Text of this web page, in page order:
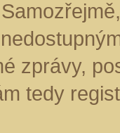
zprávy,
tedy